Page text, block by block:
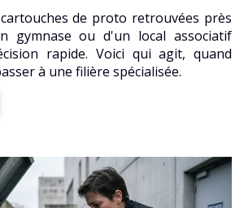
de proto retrouvées près
gymnase ou d'un local associatif
rapide. Voici qui agit, quand
à une filière spécialisée.